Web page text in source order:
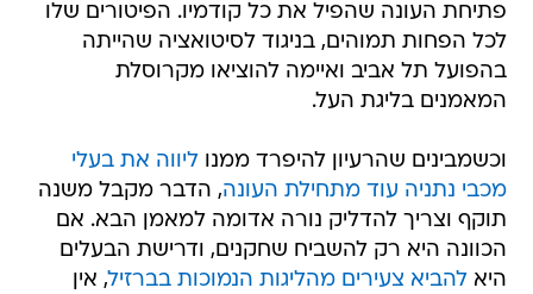
פתיחת העונה שהפיל את כל קודמיו. הפיטורים שלו
לכל הפחות תמוהים, בניגוד לסיטואציה שהייתה
בהפועל תל אביב ואיימה להוציאו מקרוסלת
המאמנים בליגת העל.
וכשמבינים שהרעיון להיפרד ממנוליווה את בעלי
מכבי נתניה עוד מתחילת העונה, הדבר מקבל משנה
תוקף וצריך להדליק נורה אדומה למאמן הבא. אם
הכוונה היא רק להשביח שחקנים, ודרישת הבעלים
היאלהביא צעירים מהליגות הנמוכות בברזיל, אין